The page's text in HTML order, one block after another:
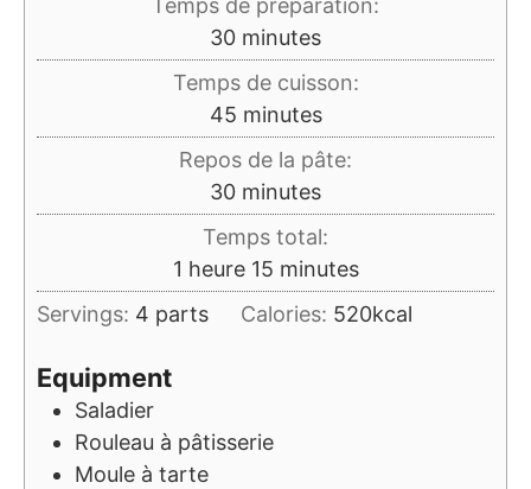
Temps de préparation:
30minutes
minutes
Temps de cuisson:
45minutes
minutes
Repos de la pâte:
30minutes
minutes
Temps total:
1 heure
heure 15minutes
minutes
Servings: 4 parts Calories: 520kcal
Equipment
Saladier
Rouleau à pâtisserie
Moule à tarte